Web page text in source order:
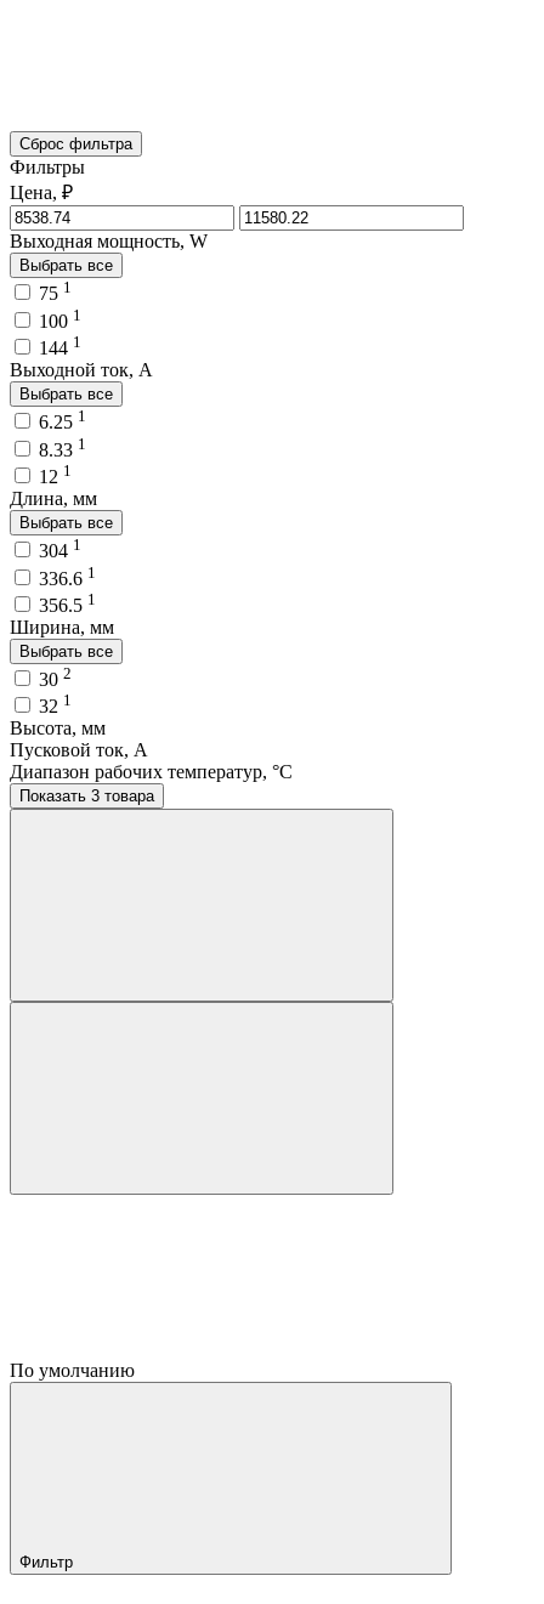
Сброс фильтра
Фильтры
Цена, ₽
Выходная мощность, W
Выбрать все
75 1
100 1
144 1
Выходной ток, A
Выбрать все
6.25 1
8.33 1
12 1
Длина, мм
Выбрать все
304 1
336.6 1
356.5 1
Ширина, мм
Выбрать все
30 2
32 1
Высота, мм
Пусковой ток, A
Диапазон рабочих температур, °C
Показать 3 товара
По умолчанию
Фильтр